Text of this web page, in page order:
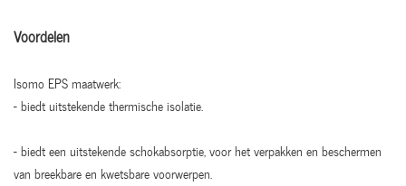
Voordelen
Isomo EPS maatwerk:
- biedt uitstekende thermische isolatie.
- biedt een uitstekende schokabsorptie, voor het verpakken en beschermen
van breekbare en kwetsbare voorwerpen.